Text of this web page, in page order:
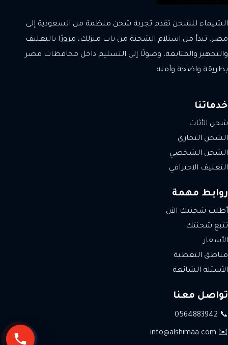
الشيماء للشحن تقدم تجربة شحن منظمة من السعودية إلى
مصر، تبدأ من استلام الشحنة من باب منزلك، مرورًا بالتغليف
والتجهيز والمتابعة، وصولًا إلى التسليم داخل محافظات مصر
بطريقة واضحة وآمنة.
خدماتنا
شحن الأثاث
الشحن التجاري
الشحن الشخصي
التغليف الاحترافي
روابط مهمة
أطلب شحنتك الآن
تتبع شحنتك
الأسعار
مناطق التغطية
الأسئلة الشائعة
تواصل معنا
📞 0564883942
✉️ info@alshimaa.com